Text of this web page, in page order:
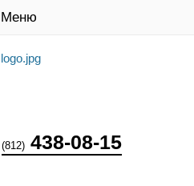
Меню
(812) 438-08-15